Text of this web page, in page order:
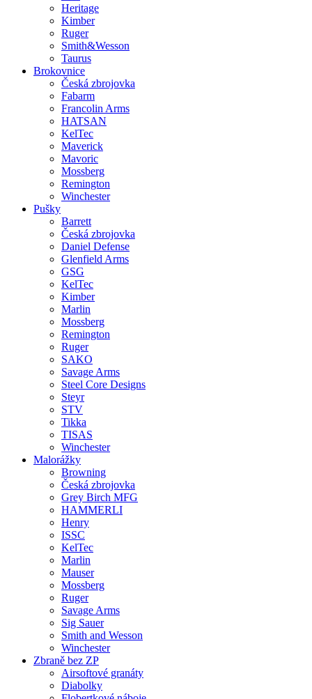
Heritage
Kimber
Ruger
Smith&Wesson
Taurus
Brokovnice
Česká zbrojovka
Fabarm
Francolin Arms
HATSAN
KelTec
Maverick
Mavoric
Mossberg
Remington
Winchester
Pušky
Barrett
Česká zbrojovka
Daniel Defense
Glenfield Arms
GSG
KelTec
Kimber
Marlin
Mossberg
Remington
Ruger
SAKO
Savage Arms
Steel Core Designs
Steyr
STV
Tikka
TISAS
Winchester
Malorážky
Browning
Česká zbrojovka
Grey Birch MFG
HAMMERLI
Henry
ISSC
KelTec
Marlin
Mauser
Mossberg
Ruger
Savage Arms
Sig Sauer
Smith and Wesson
Winchester
Zbraně bez ZP
Airsoftové granáty
Diabolky